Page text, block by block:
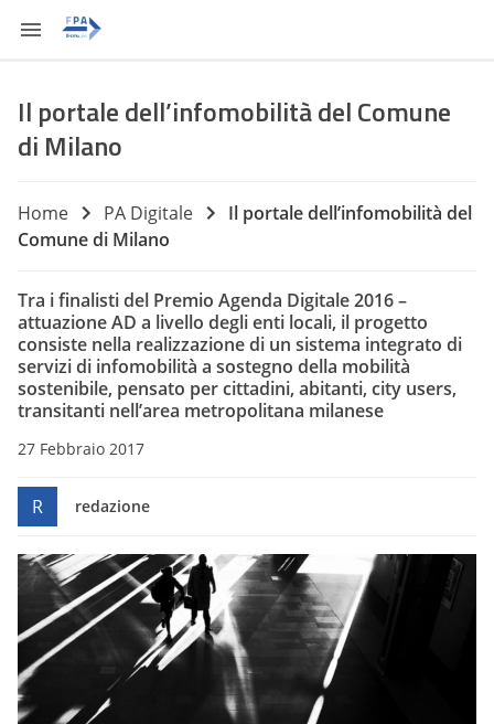
Il portale dell’infomobilità del Comune
di Milano
Home PA Digitale
Il portale dell’infomobilità del
Comune di Milano
Tra i finalisti del Premio Agenda Digitale 2016 –
attuazione AD a livello degli enti locali, il progetto
consiste nella realizzazione di un sistema integrato di
servizi di infomobilità a sostegno della mobilità
sostenibile, pensato per cittadini, abitanti, city users,
transitanti nell’area metropolitana milanese
27 Febbraio 2017
R redazione